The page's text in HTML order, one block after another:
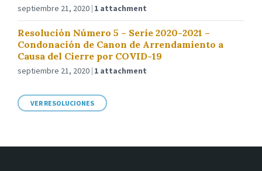
septiembre 21, 2020 1 attachment
Resolución Número 5 – Serie 2020-2021 –
Condonación de Canon de Arrendamiento a
Causa del Cierre por COVID-19
septiembre 21, 2020 1 attachment
VER RESOLUCIONES